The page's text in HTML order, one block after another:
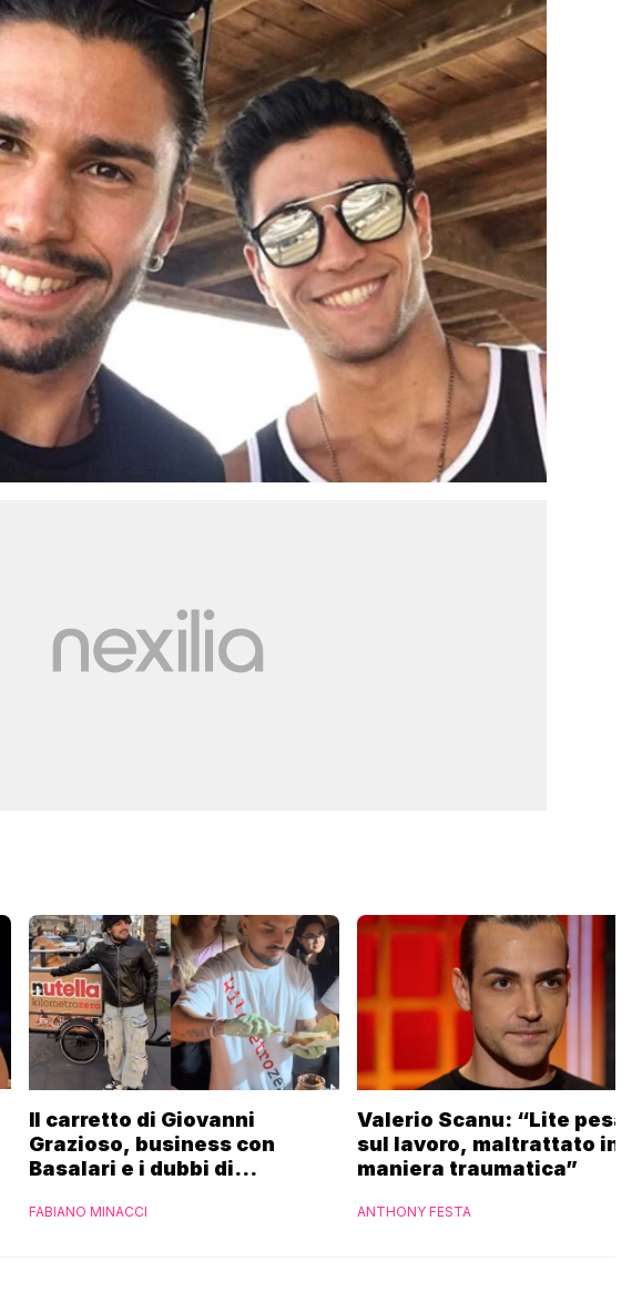
Il carretto di Giovanni
Grazioso, business con
Basalari e i dubbi di
Ferrero”
FABIANO MINACCI
Valerio Scanu: “Lite
sul lavoro, maltrattato in
maniera traumatica”
ANTHONY FESTA